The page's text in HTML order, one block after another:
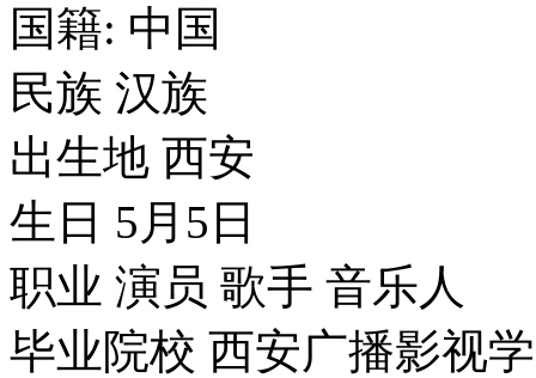
国籍: 中国
民族 汉族
出生地 西安
生日 5月5日
职业 演员 歌手 音乐
毕业院校 西安广播影